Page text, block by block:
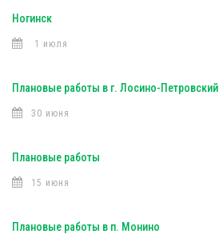
Ногинск
1 июля
Плановые работы в г. Лосино-Петровский
30 июня
Плановые работы
15 июня
Плановые работы в п. Монино